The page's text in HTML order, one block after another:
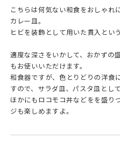
こちらは何気ない和食をおしゃれ
カレー皿。
ヒビを装飾として用いた貫入とい
適度な深さをいかして、おかずの
もお使いいただけます。
和食器ですが、色とりどりの洋食
すので、サラダ皿、パスタ皿とし
ほかにもロコモコ丼などをを盛り
ジも楽しめますよ。